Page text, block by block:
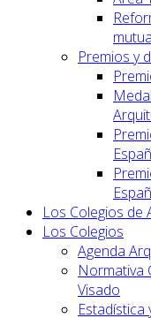
Premios y
Los Colegios de
Los Colegios
Agenda
Normativa
Visado